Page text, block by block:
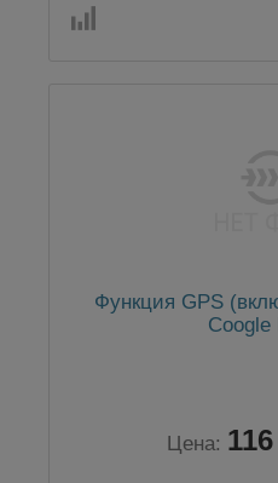
Функция GPS
Coogle
Цена: